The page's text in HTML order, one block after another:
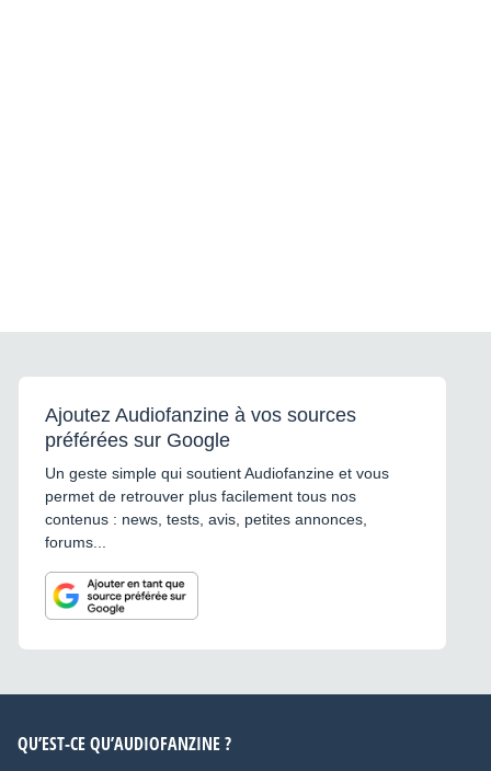
Ajoutez Audiofanzine à vos sources
préférées sur Google
Un geste simple qui soutient Audiofanzine et vous
permet de retrouver plus facilement tous nos
contenus : news, tests, avis, petites annonces,
forums...
QU’EST-CE QU’AUDIOFANZINE ?